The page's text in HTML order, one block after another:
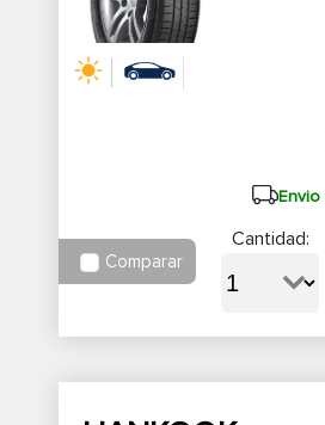
Envio
Comparar
Cantidad: